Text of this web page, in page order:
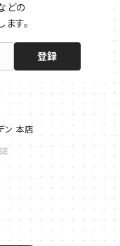
どの
す。
登録
ン 本店